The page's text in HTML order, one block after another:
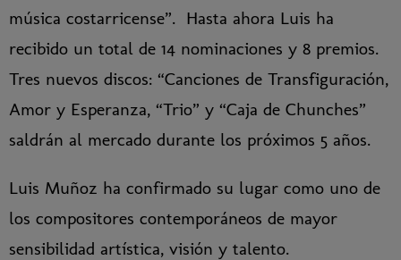
música costarricense”. Hasta ahora Luis ha
recibido un total de 14 nominaciones y 8 premios.
Tres nuevos discos: “Canciones de Transfiguración,
Amor y Esperanza, “Trio” y “Caja de Chunches”
saldrán al mercado durante los próximos 5 años.
Luis Muñoz ha confirmado su lugar como uno de
los compositores contemporáneos de mayor
sensibilidad artística, visión y talento.